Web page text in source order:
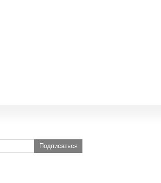
Подписаться